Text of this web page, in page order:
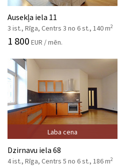
Ausekļa iela 11
3 ist., Rīga, Centrs 3 no 6 st., 140 m2
1 800 EUR / mēn.
Laba cena
Dzirnavu iela 68
4 ist., Rīga, Centrs 5 no 6 st., 186 m2